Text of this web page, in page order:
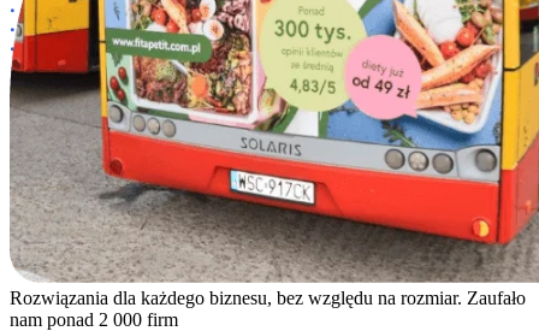
Rozwiązania dla każdego biznesu, bez względu na rozmiar. Zaufało
nam ponad 2 000 firm